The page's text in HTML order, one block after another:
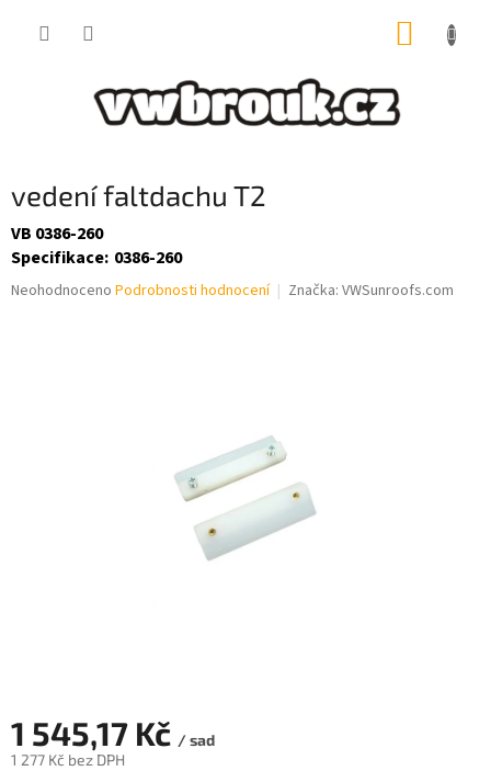
vedení faltdachu T2
VB 0386-260
Specifikace: 0386-260
Průměrné
Neohodnoceno Podrobnosti hodnocení Značka: VWSunroofs.com
1 545,17 Kč / sad
1 277 Kč bez DPH